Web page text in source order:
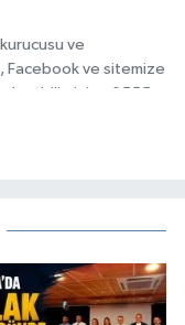
ve
Facebook ve sitemize
ulaşabilirsiniz - 0555